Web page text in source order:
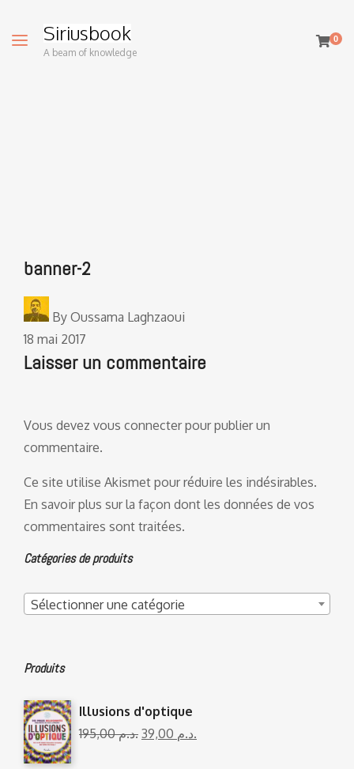
Siriusbook
A beam of knowledge
0
banner-2
By Oussama Laghzaoui
18 mai 2017
Laisser un commentaire
Vous devez vous connecterpour publier un
commentaire.
Ce site utilise Akismet pour réduire les indésirables.
En savoir plus sur la façon dont les données de vos
commentaires sont traitées.
Catégories de produits
Sélectionner une catégorie
Produits
Illusions d'optique
195,00
د.م. 39,00 د.م.